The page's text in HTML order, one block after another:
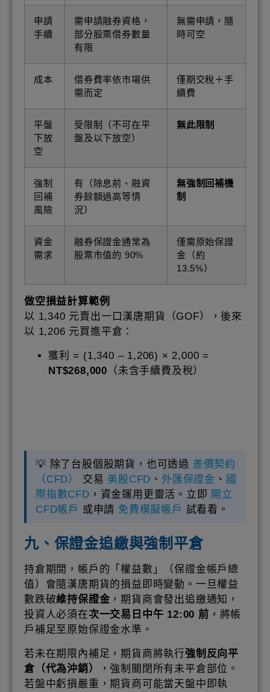
申請
手續
需申請融券資格，
部分股票借券數量
有限
無需申請，隨
時可空
成本
借券費率依市場供
需而定
僅期交稅＋手
續費
平盤
下放
空
受限制（不可在平
盤及以下放空）
無此限制
強制
回補
風險
有（除息前、融資
券餘額過高等情
況）
無強制回補機
制
資金
需求
融券保證金通常為
股票市值的 90%
僅需原始保證
金（約
13.5%）
做空損益計算範例
以 1,340 元賣出一口漢唐期貨（GOF），後來
以 1,206 元買進平倉：
獲利 = (1,340 – 1,206) × 2,000 =
NT$268,000 （未含手續費及稅）
💡 除了台股個股期貨，也可透過 差價契約
（CFD）
交易 美股CFD 、 外匯保證金 、 國
際指數CFD ，資金運用更靈活。立即 開立
CFD帳戶 或申請 免費模擬帳戶 試看看。
九、保證金追繳與強制平倉
持倉期間，帳戶的「權益數」（保證金帳戶總
值）會隨漢唐期貨的損益即時變動。一旦權益
數跌破維持保證金，期貨商會發出追繳通知，
投資人必須在次一交易日中午 12:00 前 ，將帳
戶補足至原始保證金水準。
若未在期限內補足，期貨商將執行強制反向平
倉（代為沖銷）
，強制關閉所有未平倉部位。
若盤中虧損嚴重，期貨商可能當天盤中即執